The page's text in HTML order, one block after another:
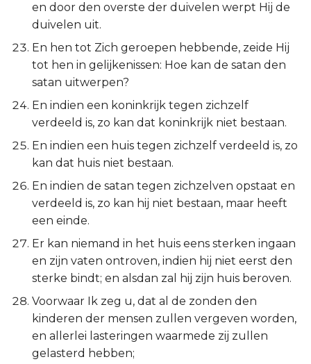
Maleáchi
en door den overste der duivelen werpt Hij de
duivelen uit.
En hen tot Zich geroepen hebbende, zeide Hij
tot hen in gelijkenissen: Hoe kan de satan den
satan uitwerpen?
En indien een koninkrijk tegen zichzelf
verdeeld is, zo kan dat koninkrijk niet bestaan.
En indien een huis tegen zichzelf verdeeld is, zo
kan dat huis niet bestaan.
En indien de satan tegen zichzelven opstaat en
verdeeld is, zo kan hij niet bestaan, maar heeft
een einde.
Er kan niemand in het huis eens sterken ingaan
en zijn vaten ontroven, indien hij niet eerst den
sterke bindt; en alsdan zal hij zijn huis beroven.
Voorwaar Ik zeg u, dat al de zonden den
kinderen der mensen zullen vergeven worden,
en allerlei lasteringen waarmede zij zullen
gelasterd hebben;